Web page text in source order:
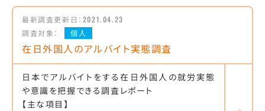
最新調査更新日： 2021.04.23
調査対象：
個人
在日外国人のアルバイト実態調査
日本でアルバイトをする在日外国人の就労実態
や意識を把握できる調査レポート
【主な項目】